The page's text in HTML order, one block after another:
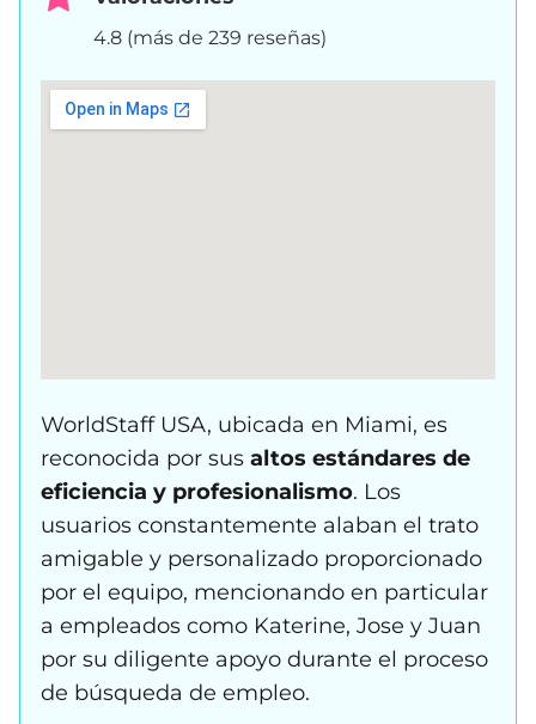
4.8 (más de 239 reseñas)
WorldStaff USA, ubicada en Miami, es
reconocida por sus altos estándares de
eficiencia y profesionalismo. Los
usuarios constantemente alaban el trato
amigable y personalizado proporcionado
por el equipo, mencionando en particular
a empleados como Katerine, Jose y Juan
por su diligente apoyo durante el proceso
de búsqueda de empleo.